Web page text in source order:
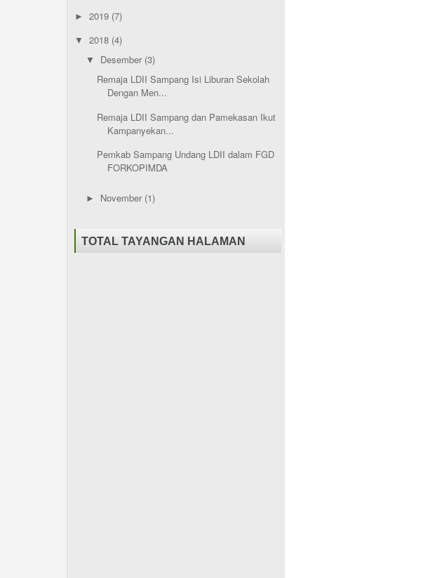
► 2019 (7)
▼ 2018 (4)
▼ Desember (3)
Remaja LDII Sampang Isi Liburan Sekolah
Dengan Men...
Remaja LDII Sampang dan Pamekasan Ikut
Kampanyekan...
Pemkab Sampang Undang LDII dalam FGD
FORKOPIMDA
► November (1)
TOTAL TAYANGAN HALAMAN